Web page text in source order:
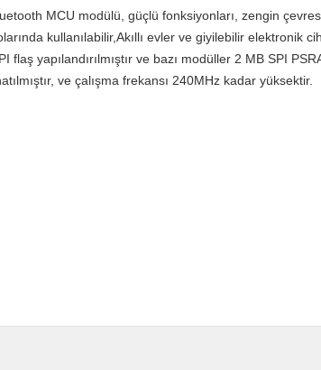
MCU modülü, güçlü fonksiyonları, zengin
kullanılabilir,Akıllı evler ve giyilebilir elektronik
yapılandırılmıştır ve bazı modüller 2 MB SPI
ve çalışma frekansı 240MHz kadar yüksektir.